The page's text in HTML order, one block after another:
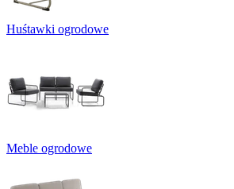
Huśtawki ogrodowe
Meble ogrodowe